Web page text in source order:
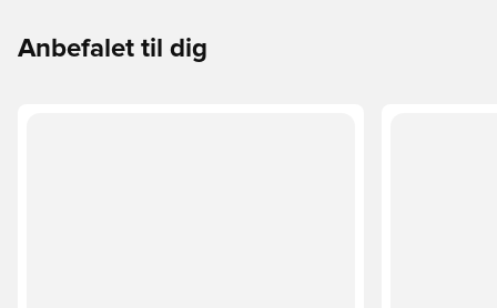
Anbefalet til dig